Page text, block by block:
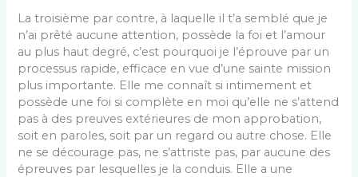
La troisième par contre, à laquelle il t’a semblé que je
n’ai prêté aucune attention, possède la foi et l’amour
au plus haut degré, c’est pourquoi je l’éprouve par un
processus rapide, efficace en vue d’une sainte mission
plus importante. Elle me connaît si intimement et
possède une foi si complète en moi qu’elle ne s’attend
pas à des preuves extérieures de mon approbation,
soit en paroles, soit par un regard ou autre chose. Elle
ne se décourage pas, ne s’attriste pas, par aucune des
épreuves par lesquelles je la conduis. Elle a une